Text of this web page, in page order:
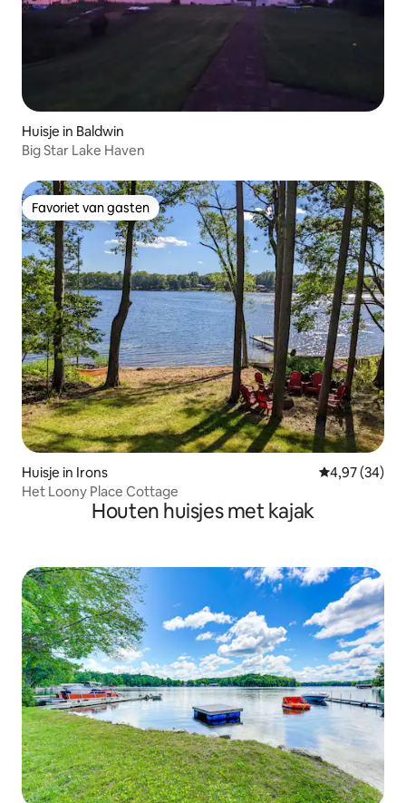
Huisje in Baldwin
Big Star Lake Haven
Favoriet van gasten
Favoriet van gasten
Huisje in Irons Gemiddelde
4,97 (34)
Het Loony Place Cottage
Houten huisjes met kajak